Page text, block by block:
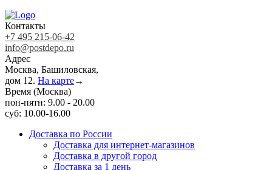
Контакты
+7 495 215-06-42
info@postdepo.ru
Адрес
Москва, Башиловская,
дом 12. На карте→
Время (Москва)
пон-пятн: 9.00 - 20.00
суб: 10.00-16.00
Доставка по России
Доставка для интернет-магазинов
Доставка в другой город
Доставка за 1 день